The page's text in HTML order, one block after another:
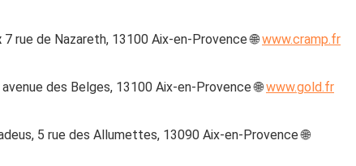
7 rue de Nazareth, 13100 Aix-en-Provence 🌐www.cramp.fr
des Belges, 13100 Aix-en-Provence 🌐www.gold.fr
5 rue des Allumettes, 13090 Aix-en-Provence 🌐